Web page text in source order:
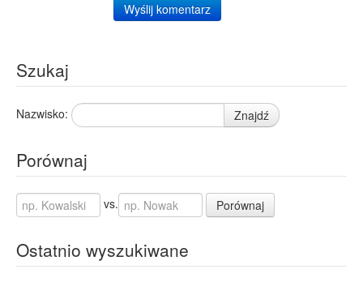
Wyślij komentarz
Szukaj
Nazwisko: Znajdź
Porównaj
vs. Porównaj
Ostatnio wyszukiwane